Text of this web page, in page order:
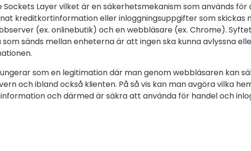
Sockets Layer vilket är en säkerhetsmekanism som används för
kreditkortinformation eller inloggningsuppgifter som skickas
(ex. onlinebutik) och en webbläsare (ex. Chrome).
sänds mellan enheterna är att ingen ska kunna avlyssna
som en legitimation där man genom webbläsaren kan
och ibland också klienten. På så vis kan man avgöra vilka
och därmed är säkra att använda för handel och